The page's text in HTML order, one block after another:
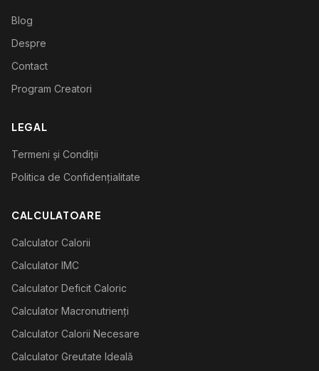
Blog
Despre
Contact
Program Creatori
LEGAL
Termeni și Condiții
Politica de Confidențialitate
CALCULATOARE
Calculator Calorii
Calculator IMC
Calculator Deficit Caloric
Calculator Macronutrienți
Calculator Calorii Necesare
Calculator Greutate Ideală